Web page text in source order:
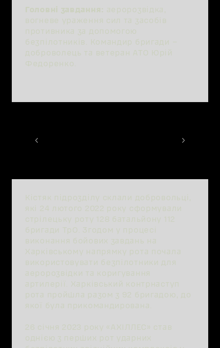
Головні завдання: аеророзвідка,
вогневе ураження сил та засобів
противника за допомогою
безпілотників. Командир бригади –
доброволець та ветеран АТО Юрій
Федоренко.
Кістяк підрозділу склали добровольці,
які 24 лютого 2022 року сформували
стрілецьку роту 128 батальйону 112
бригади ТрО. Згодом у процесі
виконання бойових завдань на
Харківському напрямку рота почала
використовувати безпілотники для
аеророзвідки та коригування
артилерії. Харківський контрнаступ
рота пройшла разом з 92 бригадою, до
якої була прикомандирована.
26 січня 2023 року «АХІЛЛЕС» став
однією з перших рот ударних